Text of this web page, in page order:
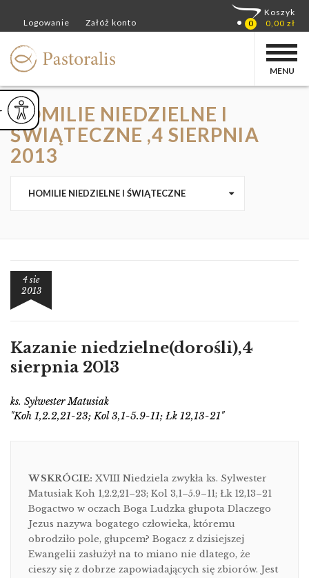
czcionkę
czcionka
Powiększ czcionkę
MENU
HOMILIE NIEDZIELNE I
ŚWIĄTECZNE ,4 SIERPNIA
2013
HOMILIE NIEDZIELNE I ŚWIĄTECZNE
4 sie
2013
Kazanie niedzielne(dorośli),4
sierpnia 2013
ks. Sylwester Matusiak
"Koh 1,2.2,21-23; Kol 3,1-5.9-11; Łk 12,13-21"
W SKRÓCIE: XVIII Niedziela zwykła ks. Sylwester
Matusiak Koh 1,2.2,21–23; Kol 3,1–5.9–11; Łk 12,13–21
Bogactwo w oczach Boga Ludzka głupota Dlaczego
Jezus nazywa bogatego człowieka, któremu
obrodziło pole, głupcem? Bogacz z dzisiejszej
Ewangelii zasłużył na to miano nie dlatego, że
cieszy się z dobrze zapowiadających się zbiorów. Jest